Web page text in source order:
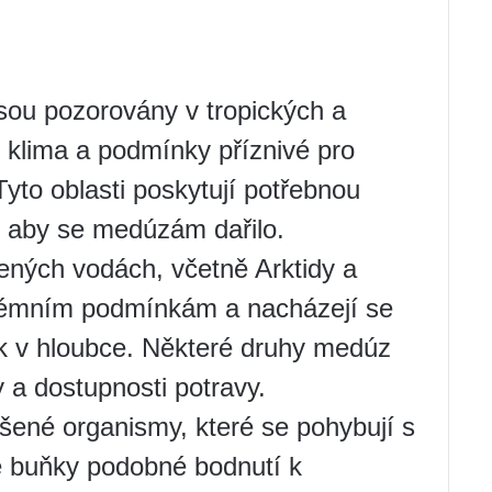
pozorovány v tropických a
a podmínky příznivé pro
oblasti poskytují potřebnou
se medúzám dařilo.
vodách, včetně Arktidy a
podmínkám a nacházejí se
v hloubce. Některé druhy medúz
dostupnosti potravy.
organismy, které se pohybují s
podobné bodnutí k